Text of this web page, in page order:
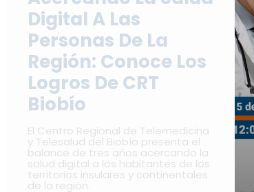
Digital A Las
Personas De La
Región: Conoce Los
Logros De CRT
Biobío
El Centro Regional de Telemedicina
y Telesalud del Biobío presenta el
balance de tres años acercando la
salud digital a los habitantes de los
territorios insulares y continentales
de la región.